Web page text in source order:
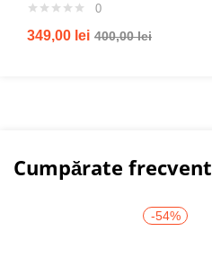
0
349,00 lei 400,00lei
Cumpărate frecvent
-54%